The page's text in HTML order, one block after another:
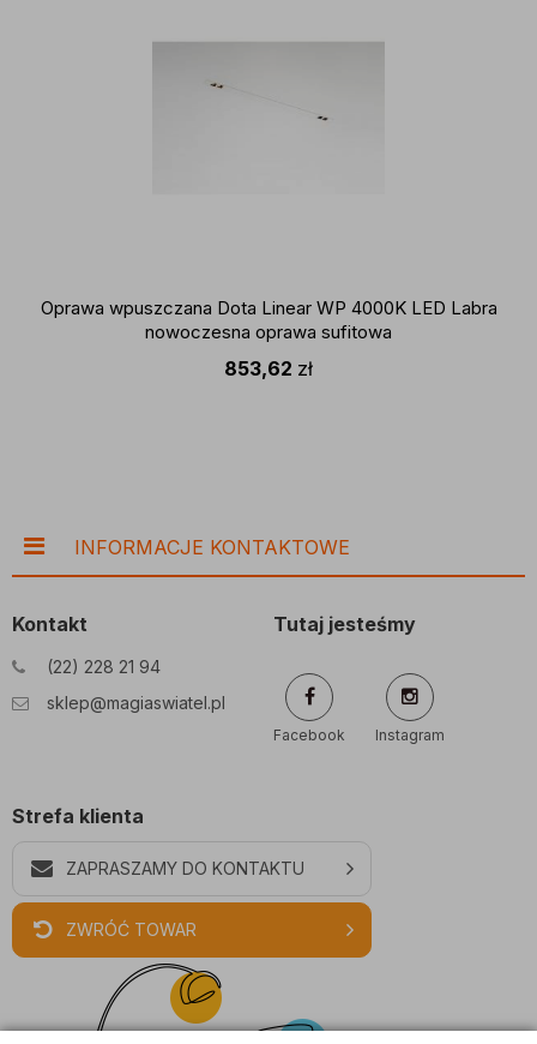
Oprawa wpuszczana Dota Linear WP 4000K LED Labra
nowoczesna oprawa sufitowa
853,62 zł
INFORMACJE KONTAKTOWE
Kontakt
(22) 228 21 94
sklep@magiaswiatel.pl
Tutaj jesteśmy
Facebook Instagram
Strefa klienta
ZAPRASZAMY DO KONTAKTU
ZWRÓĆ TOWAR